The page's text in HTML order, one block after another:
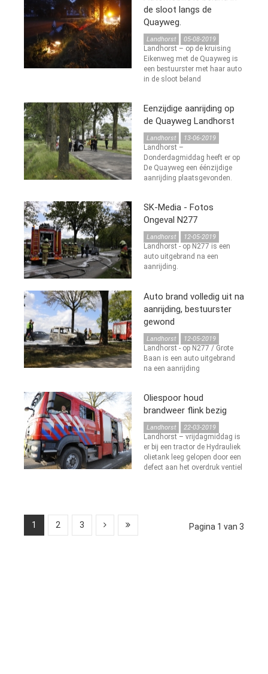
de sloot langs de
Quayweg.
Landhorst 05-08-2019
Landhorst – op de kruising
Eikenweg met de Quayweg is
een bestuurster met haar auto
in de sloot beland
Eenzijdige aanrijding op
de Quayweg Landhorst
Landhorst 13-06-2019
Landhorst –
Donderdagmiddag heeft er op
De Quayweg een éénzijdige
aanrijding plaatsgevonden.
SK-Media - Fotos
Ongeval N277
Landhorst 12-05-2019
Landhorst - op N277 is een
auto uitgebrand na een
aanrijding.
Auto brand volledig uit na
aanrijding, bestuurster
gewond
Landhorst 12-05-2019
Landhorst - op N277 / Grote
Baan is een auto uitgebrand
na een aanrijding
Oliespoor houd
brandweer flink bezig
Landhorst 22-03-2019
Landhorst – vrijdagmiddag is
er bij een tractor de Hydrauliek
olietank leeg gelopen door een
defect aan het overdruk ventiel
1 2 3 Pagina 1 van 3